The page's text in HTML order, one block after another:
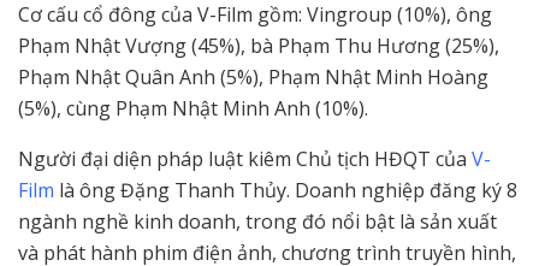
Cơ cấu cổ đông của V-Film gồm: Vingroup (10%), ông
Phạm Nhật Vượng (45%), bà Phạm Thu Hương (25%),
Phạm Nhật Quân Anh (5%), Phạm Nhật Minh Hoàng
(5%), cùng Phạm Nhật Minh Anh (10%).
Người đại diện pháp luật kiêm Chủ tịch HĐQT của V-
Film là ông Đặng Thanh Thủy. Doanh nghiệp đăng ký 8
ngành nghề kinh doanh, trong đó nổi bật là sản xuất
và phát hành phim điện ảnh, chương trình truyền hình,